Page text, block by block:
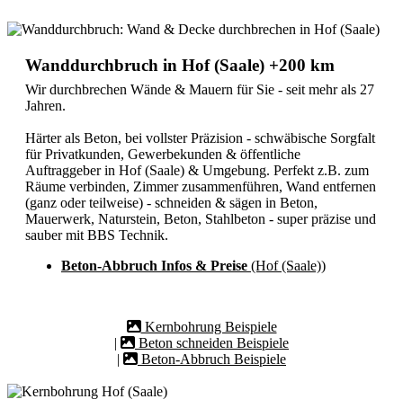
Wanddurchbruch in Hof (Saale) +200 km
Wir durchbrechen Wände & Mauern für Sie - seit mehr als 27
Jahren.
Härter als Beton, bei vollster Präzision - schwäbische Sorgfalt
für Privatkunden, Gewerbekunden & öffentliche
Auftraggeber in Hof (Saale) & Umgebung. Perfekt z.B. zum
Räume verbinden, Zimmer zusammenführen, Wand entfernen
(ganz oder teilweise) - schneiden & sägen in Beton,
Mauerwerk, Naturstein, Beton, Stahlbeton - super präzise und
sauber mit BBS Technik.
Beton-Abbruch Infos & Preise (Hof (Saale))
Kernbohrung Beispiele
|
Beton schneiden Beispiele
|
Beton-Abbruch Beispiele